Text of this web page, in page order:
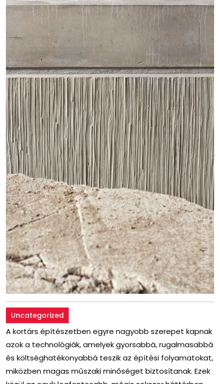
Uncategorized
A kortárs építészetben egyre nagyobb szerepet kapnak
azok a technológiák, amelyek gyorsabbá, rugalmasabbá
és költséghatékonyabbá teszik az építési folyamatokat,
miközben magas műszaki minőséget biztosítanak. Ezek